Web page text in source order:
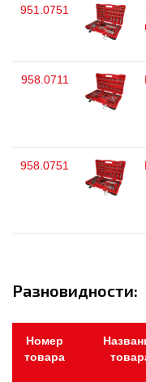
951.0751
958.0711
958.0751
Разновидности:
Номер
товара